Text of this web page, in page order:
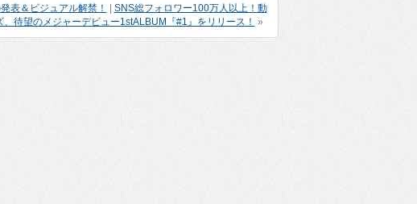
表＆ビジュアル解禁！
SNS総フォロワー100万人以上！動
待望のメジャーデビュー1stALBUM『#1』をリリース！ »